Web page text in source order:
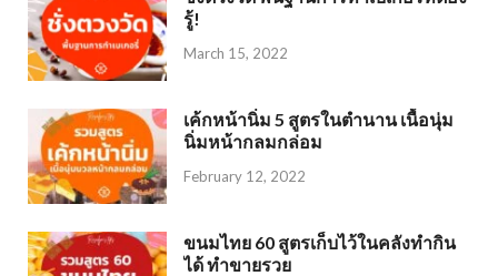
รู้!
March 15, 2022
เค้กหน้านิ่ม 5 สูตรในตำนาน เนื้อนุ่ม
นิ่มหน้ากลมกล่อม
February 12, 2022
ขนมไทย 60 สูตรเก็บไว้ในคลังทำกิน
ได้ ทำขายรวย